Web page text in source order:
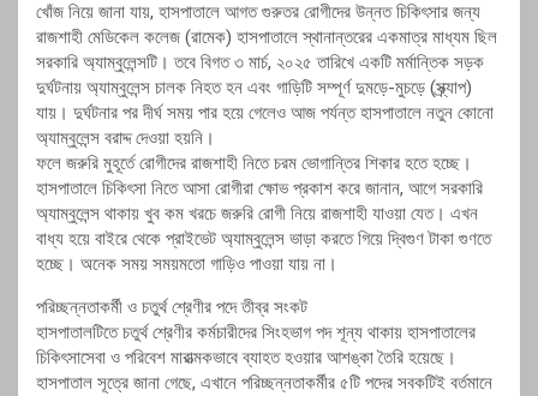
খোঁজ নিয়ে জানা যায়, হাসপাতালে আগত গুরুতর রোগীদের উন্নত চিকিৎসার জন্য
রাজশাহী মেডিকেল কলেজ (রামেক) হাসপাতালে স্থানান্তরের একমাত্র মাধ্যম ছিল
সরকারি অ্যাম্বুলেন্সটি। তবে বিগত ৩ মার্চ, ২০২৫ তারিখে একটি মর্মান্তিক সড়ক
দুর্ঘটনায় অ্যাম্বুলেন্স চালক নিহত হন এবং গাড়িটি সম্পূর্ণ দুমড়ে-মুচড়ে (স্ক্র্যাপ)
যায়। দুর্ঘটনার পর দীর্ঘ সময় পার হয়ে গেলেও আজ পর্যন্ত হাসপাতালে নতুন কোনো
অ্যাম্বুলেন্স বরাদ্দ দেওয়া হয়নি।
ফলে জরুরি মুহূর্তে রোগীদের রাজশাহী নিতে চরম ভোগান্তির শিকার হতে হচ্ছে।
হাসপাতালে চিকিৎসা নিতে আসা রোগীরা ক্ষোভ প্রকাশ করে জানান, আগে সরকারি
অ্যাম্বুলেন্স থাকায় খুব কম খরচে জরুরি রোগী নিয়ে রাজশাহী যাওয়া যেত। এখন
বাধ্য হয়ে বাইরে থেকে প্রাইভেট অ্যাম্বুলেন্স ভাড়া করতে গিয়ে দ্বিগুণ টাকা গুণতে
হচ্ছে। অনেক সময় সময়মতো গাড়িও পাওয়া যায় না।
পরিচ্ছন্নতাকর্মী ও চতুর্থ শ্রেণীর পদে তীব্র সংকট
হাসপাতালটিতে চতুর্থ শ্রেণীর কর্মচারীদের সিংহভাগ পদ শূন্য থাকায় হাসপাতালের
চিকিৎসাসেবা ও পরিবেশ মারাত্মকভাবে ব্যাহত হওয়ার আশঙ্কা তৈরি হয়েছে।
হাসপাতাল সূত্রে জানা গেছে, এখানে পরিচ্ছন্নতাকর্মীর ৫টি পদের সবকটিই বর্তমানে